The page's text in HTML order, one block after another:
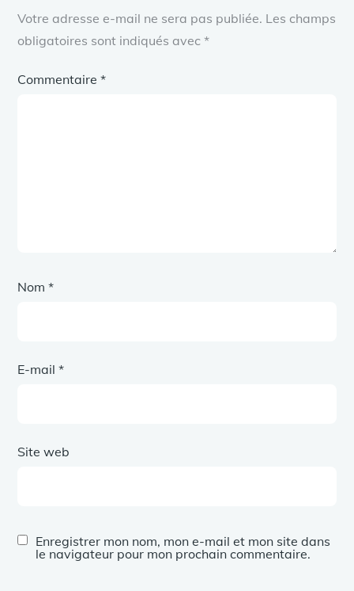
Votre adresse e-mail ne sera pas publiée. Les champs
obligatoires sont indiqués avec*
Commentaire*
Nom*
E-mail*
Site web
Enregistrer mon nom, mon e-mail et mon site dans
le navigateur pour mon prochain commentaire.